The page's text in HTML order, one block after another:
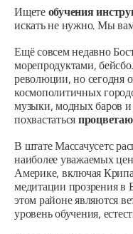
Ищете обучения
искать не нужно. Мы
Ещё совсем недавно
морепродуктами,
революции, но сегодня
космополитичных
музыки, модных баров и
похвастаться
В штате Массачусетс
наиболее уважаемых
Америке, включая
медитации прозрения в
этом районе являются
уровень обучения,